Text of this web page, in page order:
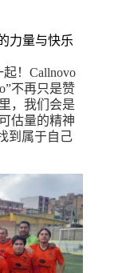
力量与快乐
！Callnovo
不再只是赞
，我们会是
估量的精神
到属于自己